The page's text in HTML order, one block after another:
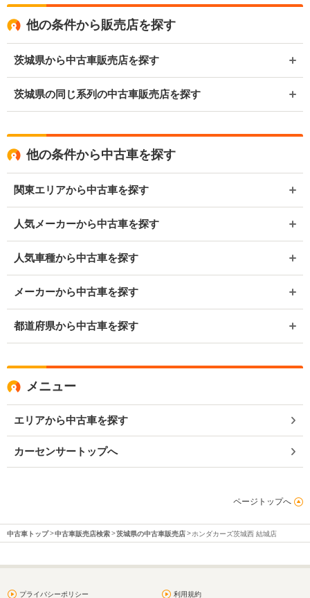
他の条件から販売店を探す
茨城県から中古車販売店を探す
茨城県の同じ系列の中古車販売店を探す
他の条件から中古車を探す
関東エリアから中古車を探す
人気メーカーから中古車を探す
人気車種から中古車を探す
メーカーから中古車を探す
都道府県から中古車を探す
メニュー
エリアから中古車を探す
カーセンサートップへ
ページトップへ
中古車トップ 中古車販売店検索 茨城県の中古車販売店 ホンダカーズ茨城西 結城店
プライバシーポリシー 利用規約